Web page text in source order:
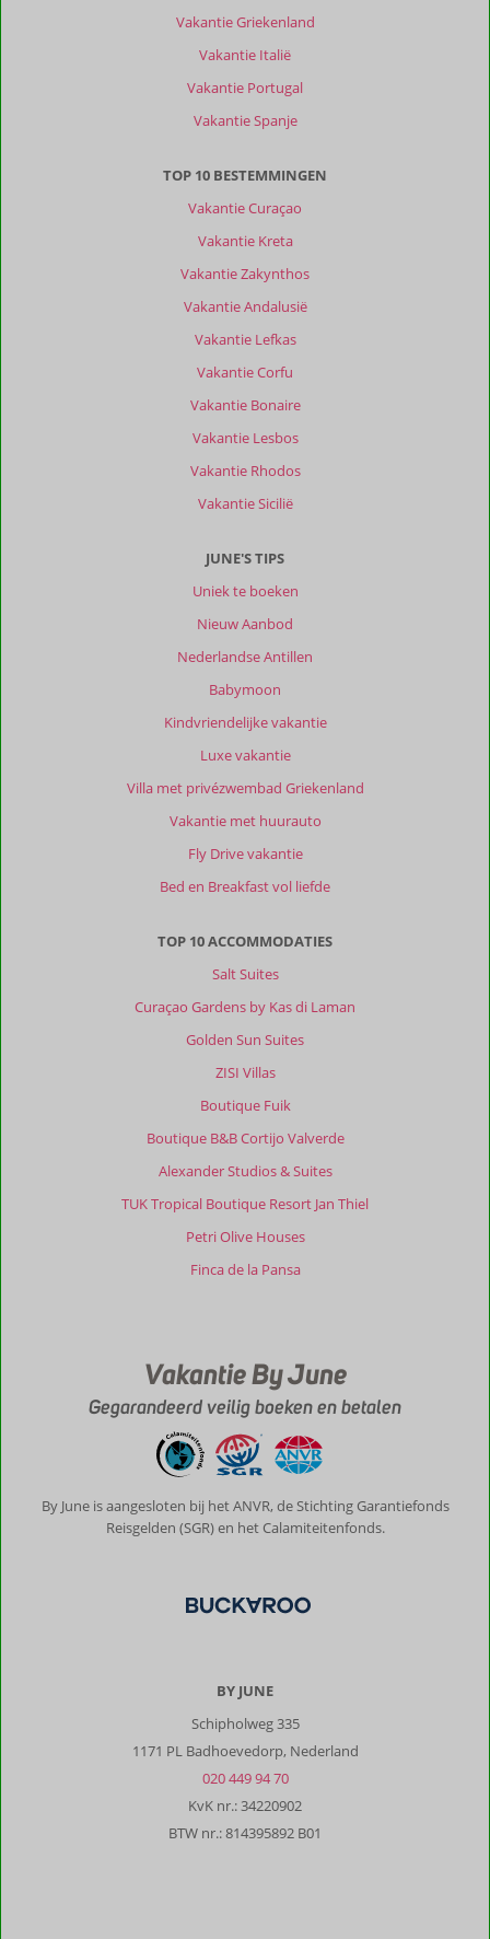
Vakantie Griekenland
Vakantie Italië
Vakantie Portugal
Vakantie Spanje
TOP 10 BESTEMMINGEN
Vakantie Curaçao
Vakantie Kreta
Vakantie Zakynthos
Vakantie Andalusië
Vakantie Lefkas
Vakantie Corfu
Vakantie Bonaire
Vakantie Lesbos
Vakantie Rhodos
Vakantie Sicilië
JUNE'S TIPS
Uniek te boeken
Nieuw Aanbod
Nederlandse Antillen
Babymoon
Kindvriendelijke vakantie
Luxe vakantie
Villa met privézwembad Griekenland
Vakantie met huurauto
Fly Drive vakantie
Bed en Breakfast vol liefde
TOP 10 ACCOMMODATIES
Salt Suites
Curaçao Gardens by Kas di Laman
Golden Sun Suites
ZISI Villas
Boutique Fuik
Boutique B&B Cortijo Valverde
Alexander Studios & Suites
TUK Tropical Boutique Resort Jan Thiel
Petri Olive Houses
Finca de la Pansa
Vakantie By June
Gegarandeerd veilig boeken en betalen
By June is aangesloten bij het ANVR, de Stichting Garantiefonds
Reisgelden (SGR) en het Calamiteitenfonds.
BY JUNE
Schipholweg 335
1171 PL Badhoevedorp, Nederland
020 449 94 70
KvK nr.: 34220902
BTW nr.: 814395892 B01